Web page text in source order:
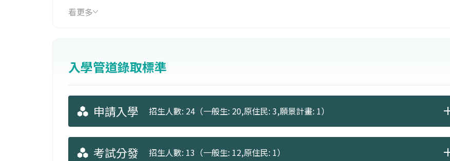
研究領域涵蓋生物醫學、生醫奈米與智慧材料，以及海洋生物活性物質三大主軸，並積極推動人
相關產業及研究機構發展。
看更多
入學管道錄取標準
申請入學 招生人數: 24（一般生: 20,原住民: 3,願景計畫: 1）
考試分發 招生人數: 13（一般生: 12,原住民: 1）